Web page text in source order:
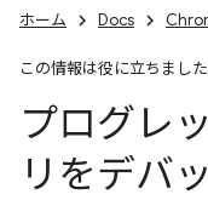
ホーム Docs
この情報は役に立ちまし
プログレ
リをデバ